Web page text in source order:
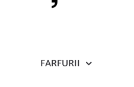
FARFURII